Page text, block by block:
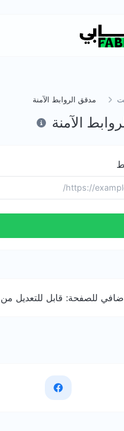
مدقق الروابط الآمنة
الآمنة
للصفحة: قابل للتعديل